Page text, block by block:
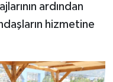
ardından
hizmetine